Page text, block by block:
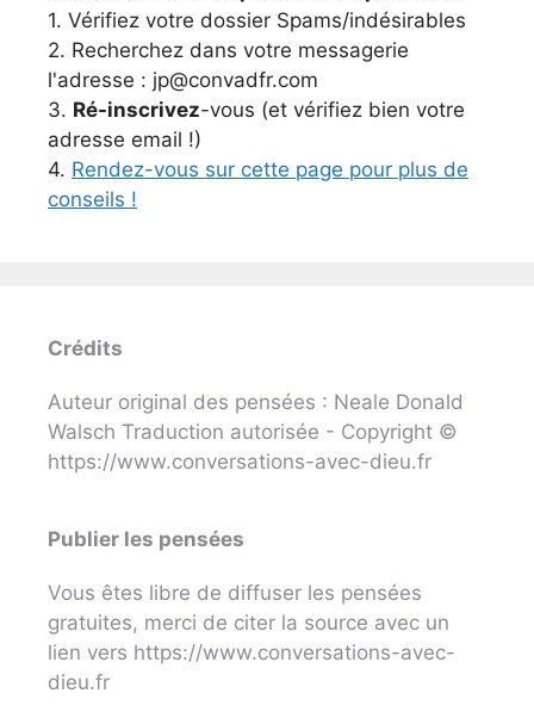
1. Vérifiez votre dossier Spams/indésirables
2. Recherchez dans votre messagerie
l'adresse : jp@convadfr.com
3. Ré-inscrivez-vous (et vérifiez bien votre
adresse email !)
4. Rendez-vous sur cette page pour plus de
conseils !
Crédits
Auteur original des pensées : Neale Donald
Walsch Traduction autorisée - Copyright ©
https://www.conversations-avec-dieu.fr
Publier les pensées
Vous êtes libre de diffuser les pensées
gratuites, merci de citer la source avec un
lien vers https://www.conversations-avec-
dieu.fr